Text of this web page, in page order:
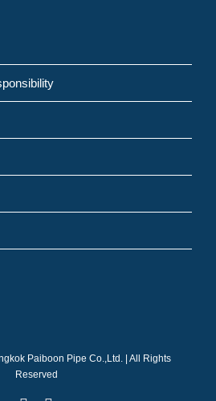
Paiboon Pipe Co.,Ltd. | All Rights
Reserved